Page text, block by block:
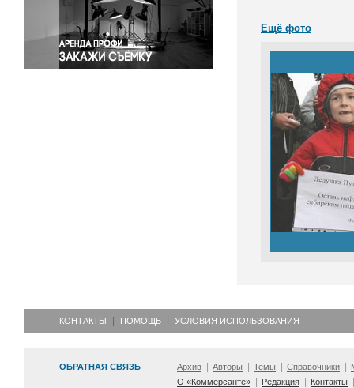
Экология
Экономика и бизнес
Ещё фото
КОНТАКТЫ ПОМОЩЬ УСЛОВИЯ ИСПОЛЬЗОВАНИЯ
ОБРАТНАЯ СВЯЗЬ Архив Авторы Темы Справочники
О «Коммерсанте»
Редакция Контакты